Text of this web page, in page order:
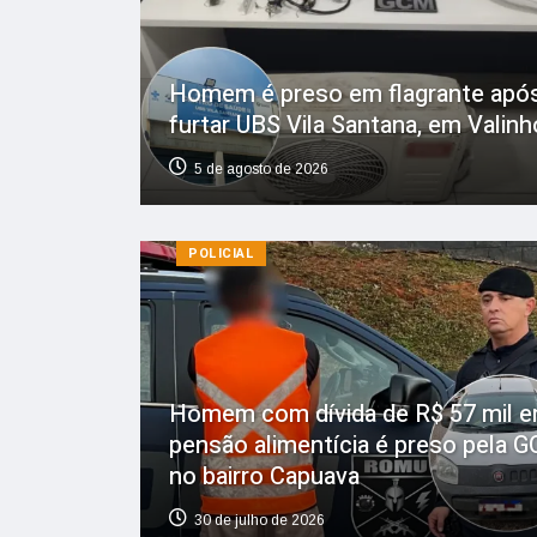
Homem é preso em flagrante
furtar UBS Vila Santana, em
5 de agosto de 2026
POLICIAL
Homem com dívida de R$ 57 mil
pensão alimentícia é preso pela
no bairro Capuava
30 de julho de 2026